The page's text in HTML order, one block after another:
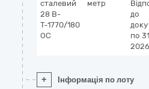
сталевий
28 В-
Т-1770/180
ОС
метр
до
по
2026
+ Інформація по лоту